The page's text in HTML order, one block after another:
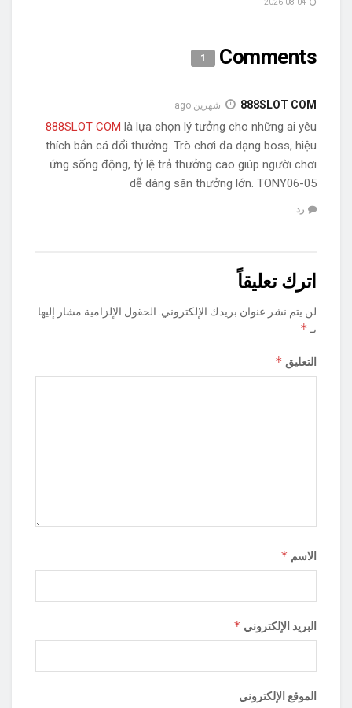
Comments
1
888SLOT COM شهرين ago
888SLOT COM là lựa chọn lý tưởng cho những ai yêu
thích bắn cá đổi thưởng. Trò chơi đa dạng boss, hiệu
ứng sống động, tỷ lệ trả thưởng cao giúp người chơi
dễ dàng săn thưởng lớn. TONY06-05
رد
اترك تعليقاً
لن يتم نشر عنوان بريدك الإلكتروني. الحقول الإلزامية مشار إليها
بـ *
التعليق *
الاسم *
البريد الإلكتروني *
الموقع الإلكتروني